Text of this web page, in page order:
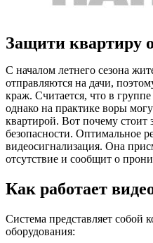
Защити квартиру
С началом летнего сезона
отправляются на дачи,
краж. Считается, что в
однако на практике воры
квартирой. Вот почему стоит
безопасности. Оптимальное
видеосигнализация. Она
отсутствие и сообщит о
Как работает
Система представляет собой
оборудования: